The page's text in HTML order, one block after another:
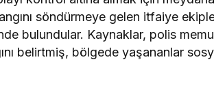
söndürmeye gelen itfaiye
bulundular. Kaynaklar, polis
belirtmiş, bölgede yaşananlar